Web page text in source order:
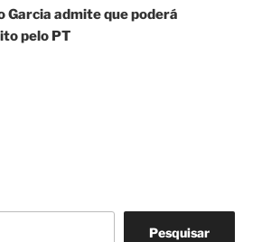
Garcia admite que poderá
pelo PT
Pesquisar